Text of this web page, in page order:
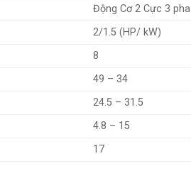
Động Cơ 2 Cực 3 pha
2/1.5 (HP/ kW)
8
49 – 34
24.5 – 31.5
4.8 – 15
17